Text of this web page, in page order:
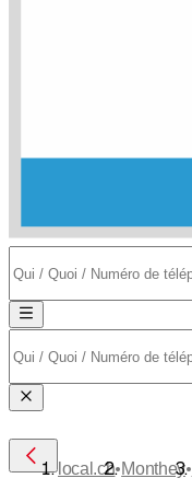
local.ch•Monthey•